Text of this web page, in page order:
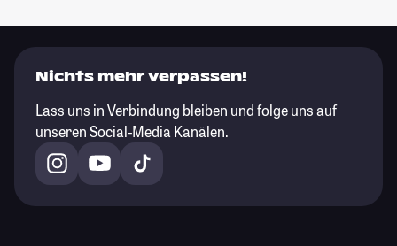
Nichts mehr verpassen!
Lass uns in Verbindung bleiben und folge uns auf
unseren Social-Media Kanälen.